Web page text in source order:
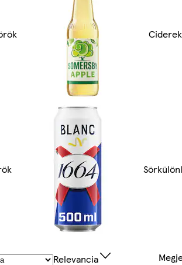
Ciderek
Relevancia